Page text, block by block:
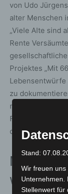
von Udo
alter Menschen
„Viele Alte sind
Rente
Projektes „Mit
zu
mobilen
Fan in
der
MHH
Stand:
Wir freuen
Unternehmen.
Stellenwert für